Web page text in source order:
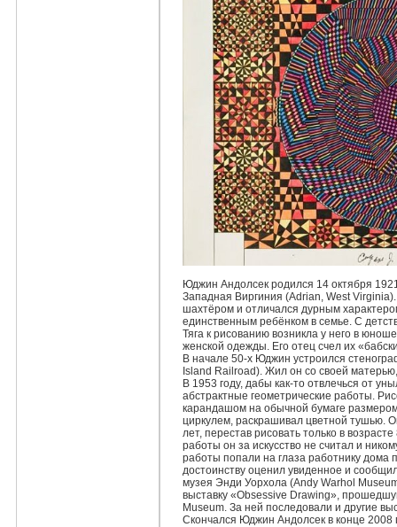
Юджин Андолсек родился 14 октября
Западная Виргиния (Adrian, West
шахтёром и отличался дурным
единственным ребёнком в семье. С
Тяга к рисованию возникла у него в
женской одежды. Его отец счел их
В начале 50-х Юджин устроился
Island Railroad). Жил он со своей
В 1953 году, дабы как-то отвлечься от
абстрактные геометрические работы.
карандашом на обычной бумаге
циркулем, раскрашивал цветной тушью.
лет, перестав рисовать только в
работы он за искусство не считал и
работы попали на глаза работнику дома
достоинству оценил увиденное и
музея Энди Уорхола (Andy Warhol
выставку «Obsessive Drawing»,
Museum. За ней последовали и другие
Скончался Юджин Андолсек в конце 2008